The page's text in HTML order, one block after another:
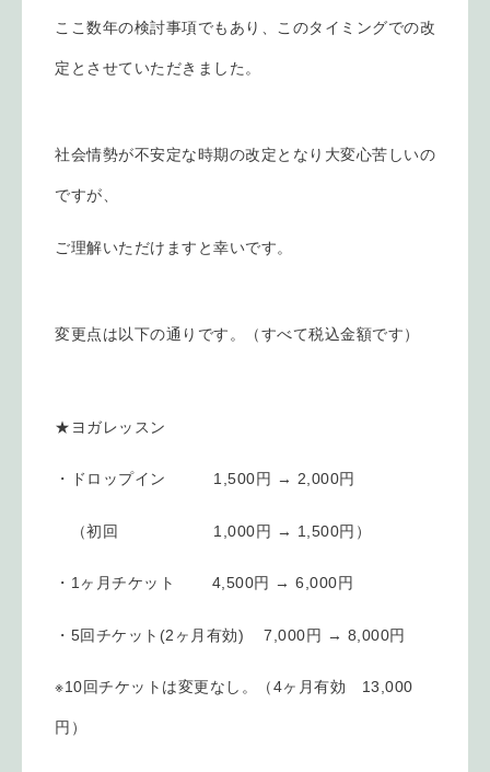
ここ数年の検討事項でもあり、 このタイミングでの改
定とさせていただきました。
社会情勢が不安定な時期の改定となり大変心苦しいの
ですが、
ご理解いただけますと幸いです。
変更点は以下の通りです。（すべて税込金額です）
★ヨガレッスン
・ドロップイン 1,500円 → 2,000円
（初回 1,000円 → 1,500円）
・1ヶ月チケット 4,500円 → 6,000円
・5回チケット(2ヶ月有効) 7,000円 → 8,000円
※10回チケットは変更なし。（4ヶ月有効 13,000
円）